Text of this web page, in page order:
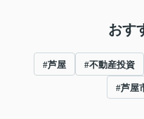
おす
#芦屋 #不動産投資
#芦屋